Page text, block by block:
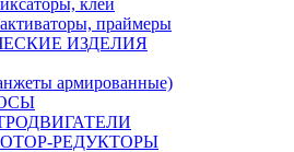
клеи
праймеры
ИЗДЕЛИЯ
армированные)
РЕДУКТОРЫ